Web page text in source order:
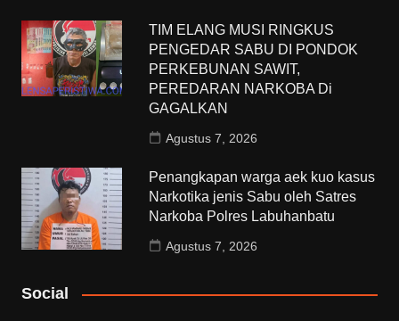
TIM ELANG MUSI RINGKUS
PENGEDAR SABU DI PONDOK
PERKEBUNAN SAWIT,
PEREDARAN NARKOBA Di
GAGALKAN
Agustus 7, 2026
Penangkapan warga aek kuo kasus
Narkotika jenis Sabu oleh Satres
Narkoba Polres Labuhanbatu
Agustus 7, 2026
Social